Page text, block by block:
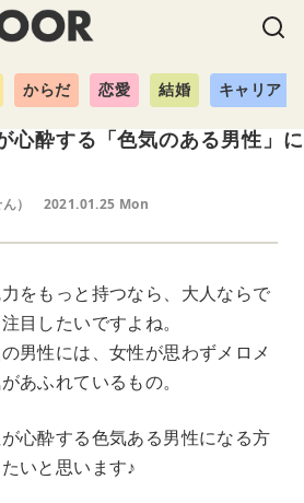
からだ 恋愛 結婚 キャリア
心酔する「色気のある男性」に
） 2021.01.25 Mon
をもっと持つなら、大人ならで
目したいですよね。
男性には、女性が思わずメロメ
あふれているもの。
心酔する色気ある男性になる方
いと思います♪